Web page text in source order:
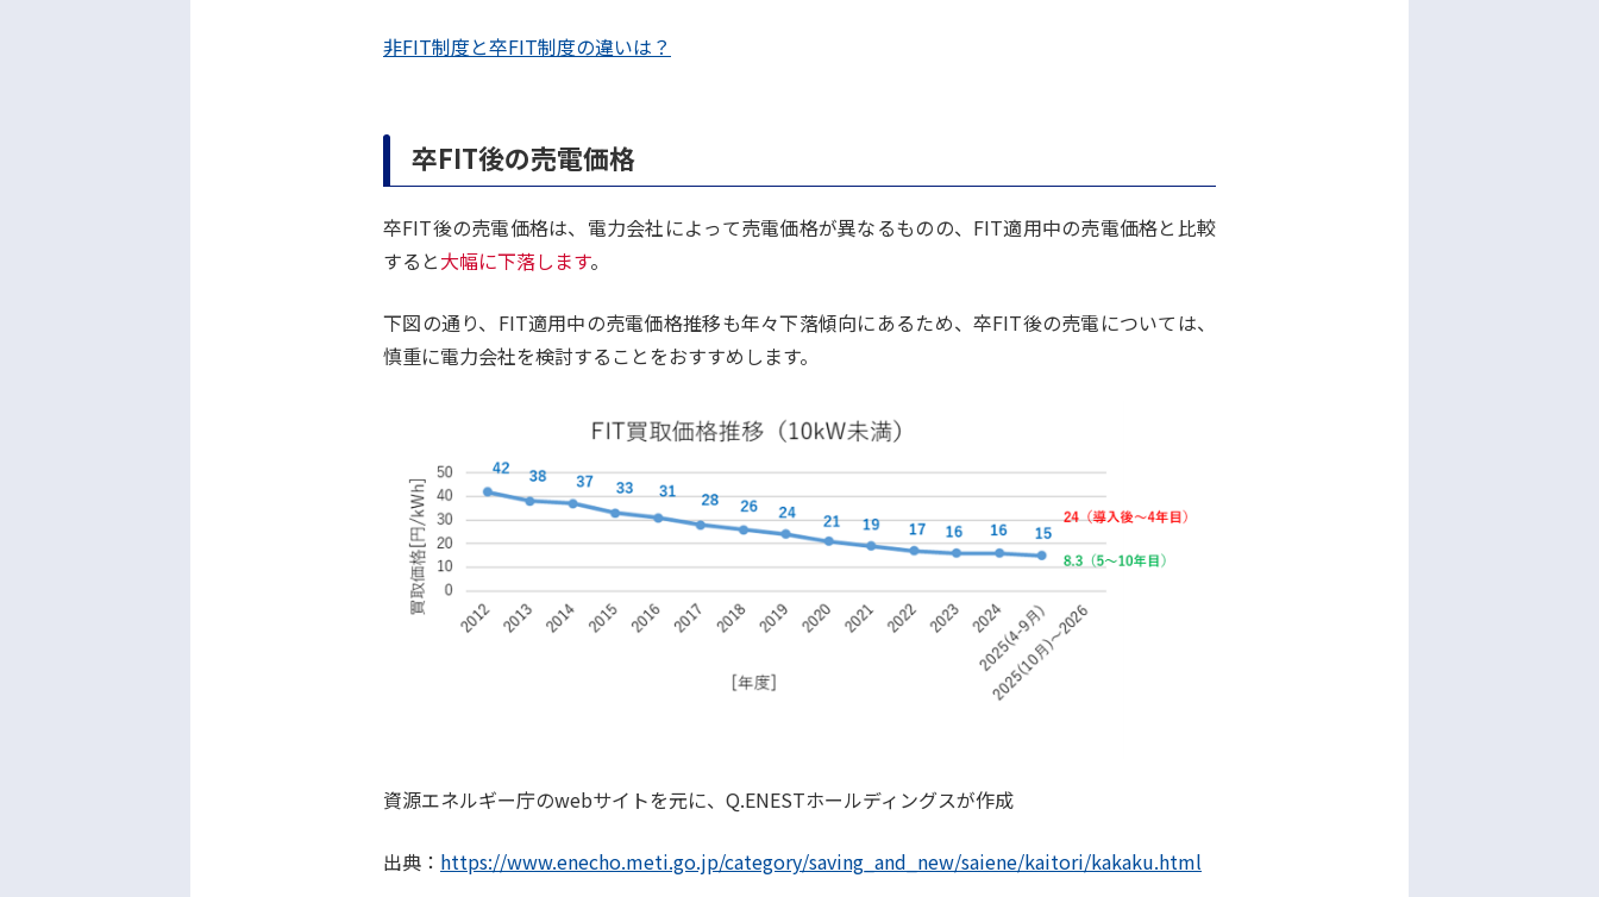
非FIT制度と卒FIT制度の違いは？
卒FIT後の売電価格
卒FIT後の売電価格は、電力会社によって売電価格が異なるものの、FIT適用中の売電価格と比較
すると大幅に下落します。
下図の通り、FIT適用中の売電価格推移も年々下落傾向にあるため、卒FIT後の売電については、
慎重に電力会社を検討することをおすすめします。
資源エネルギー庁のwebサイトを元に、Q.ENESTホールディングスが作成
出典： https://www.enecho.meti.go.jp/category/saving_and_new/saiene/kaitori/kakaku.html